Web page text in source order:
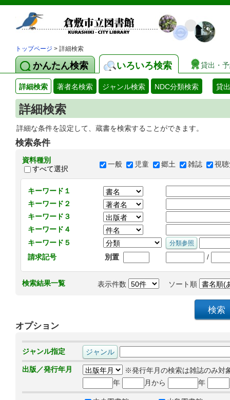
トップページ > 詳細検索
かんたん検索 いろいろ検索 貸出・
詳細検索 著者名検索 ジャンル検索 NDC分類検索 貸
詳細検索
詳細な条件を設定して、蔵書を検索することができます。
検索条件
資料種別
すべて選択
一般 児童 郷土 雑誌 視
キーワード１
キーワード２
キーワード３
キーワード４
キーワード５
請求記号
別置 /
検索結果一覧 表示件数 ソート順
オプション
ジャンル指定
出版／発行年月
※発行年月の検索は雑誌のみ対
年
月から 年